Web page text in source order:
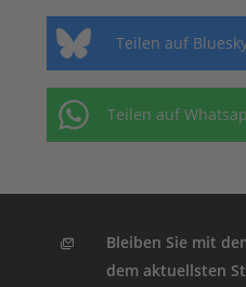
Teilen auf
Teilen auf
Bleiben Sie mit
dem aktuellsten